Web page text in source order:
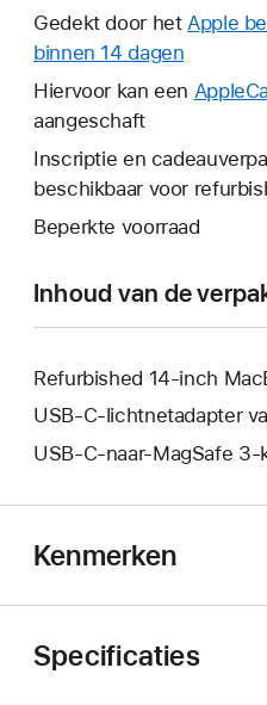
wordt
er
nieuw
venster
geopend.
Gedekt door hetApple
binnen 14 dagen
wordt
nieuw
venster
geopend.
Hiervoor kan een
aangeschaft
Inscriptie en
beschikbaar voor
Beperkte voorraad
Inhoud van de
Refurbished 14-inch
USB‑C‑lichtnetadapter
USB‑C-naar-MagSafe 3-
Kenmerken
Specificaties